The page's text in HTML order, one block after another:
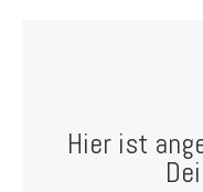
Hier ist